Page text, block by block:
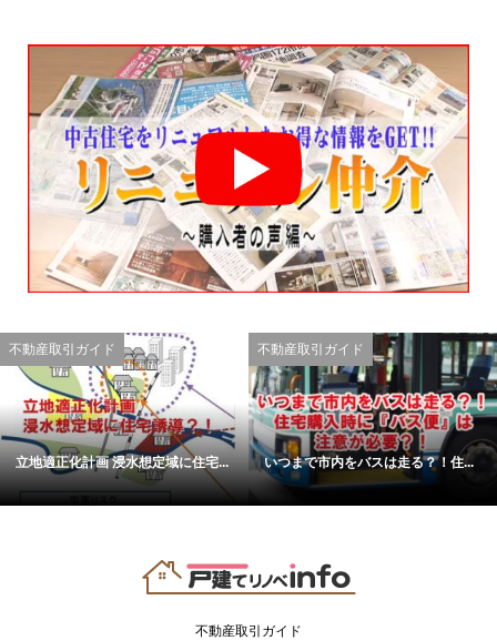
不動産取引ガイド
立地適正化計画 浸水想定域に住宅...
不動産取引ガイド
いつまで市内をバスは走る？！住...
不動産取引ガイド